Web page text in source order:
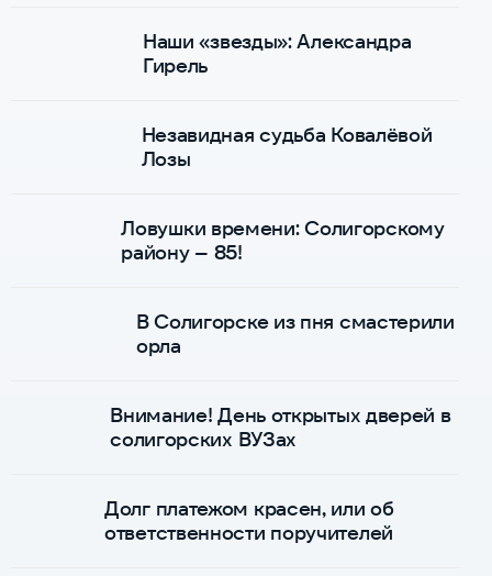
Наши «звезды»: Александра
Гирель
Незавидная судьба Ковалёвой
Лозы
Ловушки времени: Солигорскому
району – 85!
В Солигорске из пня смастерили
орла
Внимание! День открытых дверей в
солигорских ВУЗах
Долг платежом красен, или об
ответственности поручителей